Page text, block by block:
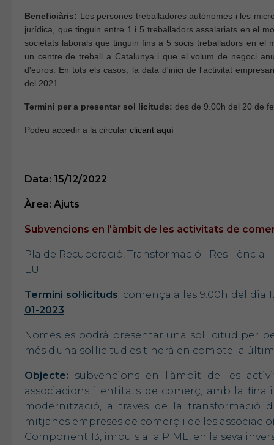
Beneficiàris: Les persones treballadores autònomes i les
jurídica, que tinguin entre 1 i 5 treballadors assalariats en el
societats laborals que tinguin fins a 5 socis treballadors en el
un centre de treball a Catalunya i que el volum de negoci
d'euros. En tots els casos, la data d'inici de l'activitat
del 2021
Termini per a presentar sol licituds: des de 9.00h del 20 de
Podeu accedir a la circular clicant aquí
Data: 15/12/2022
Àrea: Ajuts
Subvencions en l'àmbit de les activitats de
Pla de Recuperació, Transformació i
EU.
Termini sol·licituds: comença a les 9.00h del dia
01-2023
Només es podrà presentar una sol·licitud per
més d'una sol·licitud es tindrà en compte la
Objecte: subvencions en l'àmbit de les
associacions i entitats de comerç, amb la
modernització, a través de la
mitjanes empreses de comerç i de les
Component 13, impuls a la PIME, en la seva